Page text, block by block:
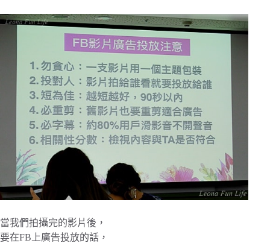
當我們拍攝完的影片後，
要在FB上廣告投放的話，